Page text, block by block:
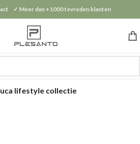
✓ Meer dan +1000 tevreden klanten
lifestyle collectie